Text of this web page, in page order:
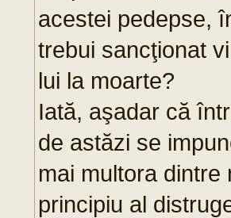
acestei pedepse,
trebui sancţionat
lui la moarte?
Iată, aşadar că
de astăzi se
mai multora
principiu al